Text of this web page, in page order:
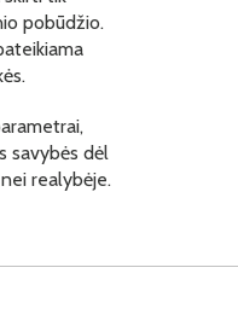
pobūdžio.
savybės dėl
realybėje.